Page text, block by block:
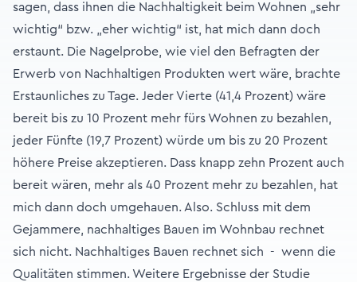
sagen, dass ihnen die Nachhaltigkeit beim Wohnen „sehr
wichtig“ bzw. „eher wichtig“ ist, hat mich dann doch
erstaunt. Die Nagelprobe, wie viel den Befragten der
Erwerb von Nachhaltigen Produkten wert wäre, brachte
Erstaunliches zu Tage. Jeder Vierte (41,4 Prozent) wäre
bereit bis zu 10 Prozent mehr fürs Wohnen zu bezahlen,
jeder Fünfte (19,7 Prozent) würde um bis zu 20 Prozent
höhere Preise akzeptieren. Dass knapp zehn Prozent auch
bereit wären, mehr als 40 Prozent mehr zu bezahlen, hat
mich dann doch umgehauen. Also. Schluss mit dem
Gejammere, nachhaltiges Bauen im Wohnbau rechnet
sich nicht. Nachhaltiges Bauen rechnet sich - wenn die
Qualitäten stimmen. Weitere Ergebnisse der Studie